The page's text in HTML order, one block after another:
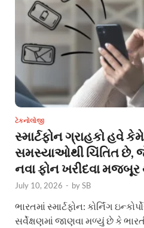
ટેકનોલોજી
સ્માર્ટફોન ગ્રાહકો હવે
સમસ્યાઓથી ચિંતિત છે,
નવા ફોન ખરીદવા મજબૂર
July 10, 2026 - bySB
ભારતમાં સ્માર્ટફોન: કોર્નિંગ
સર્વેક્ષણમાં જાણવા મળ્યું છે કે